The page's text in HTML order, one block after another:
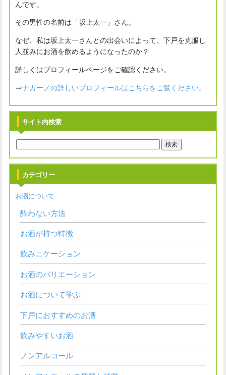
んです。
その男性の名前は「坂上太一」さん。
なぜ、私は坂上太一さんとの出会いによって、下戸を克服し
人並みにお酒を飲めるようになったのか？
詳しくはプロフィールページをご確認ください。
⇒ナガーノの詳しいプロフィールはこちらをご覧ください。
サイト内検索
カテゴリー
お酒について
酔わない方法
お酒が持つ特徴
飲みニケーション
お酒のバリエーション
お酒について学ぶ
下戸におすすめのお酒
飲みやすいお酒
ノンアルコール